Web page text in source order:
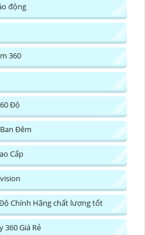
động
360
Độ
Đêm
Cấp
Chính Hãng chất lượng tốt
360 Giá Rẻ